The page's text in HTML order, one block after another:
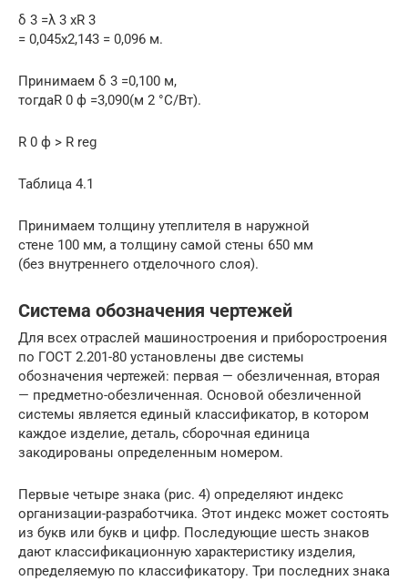
δ 3 =λ 3 хR 3
= 0,045х2,143 = 0,096 м.
Принимаем δ 3 =0,100 м,
тогдаR 0 ф =3,090(м 2 °С/Вт).
R 0 ф > R reg
Таблица 4.1
Принимаем толщину утеплителя в наружной
стене 100 мм, а толщину самой стены 650 мм
(без внутреннего отделочного слоя).
Система обозначения чертежей
Для всех отраслей машиностроения и приборостроения
по ГОСТ 2.201-80 установлены две системы
обозначения чертежей: первая — обезличенная, вторая
— предметно-обезличенная. Основой обезличенной
системы является единый классификатор, в котором
каждое изделие, деталь, сборочная единица
закодированы определенным номером.
Первые четыре знака (рис. 4) определяют индекс
организации-разработчика. Этот индекс может состоять
из букв или букв и цифр. Последующие шесть знаков
дают классификационную характеристику изделия,
определяемую по классификатору. Три последних знака